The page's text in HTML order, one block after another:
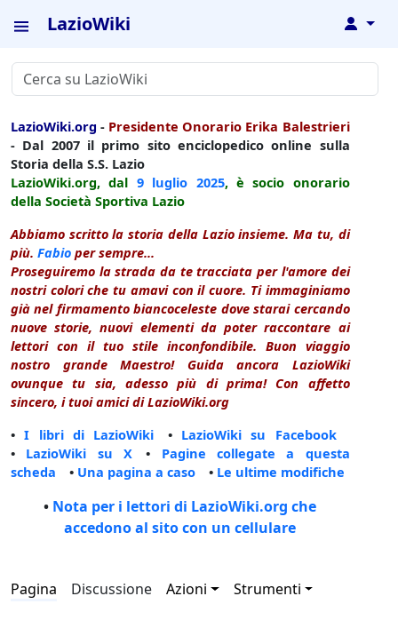
LazioWiki ↓
LazioWiki.org - Presidente Onorario Erika Balestrieri
- Dal 2007 il primo sito enciclopedico online sulla
Storia della S.S. Lazio
LazioWiki.org, dal 9 luglio 2025, è socio onorario
della Società Sportiva Lazio
Abbiamo scritto la storia della Lazio insieme. Ma tu, di
più. Fabio per sempre...
Proseguiremo la strada da te tracciata per l'amore dei
nostri colori che tu amavi con il cuore. Ti immaginiamo
già nel firmamento biancoceleste dove starai cercando
nuove storie, nuovi elementi da poter raccontare ai
lettori con il tuo stile inconfondibile. Buon viaggio
nostro grande Maestro! Guida ancora LazioWiki
ovunque tu sia, adesso più di prima! Con affetto
sincero, i tuoi amici di LazioWiki.org
•I libri di LazioWiki • LazioWiki su Facebook
• LazioWiki su X • Pagine collegate a questa
scheda • Una pagina a caso • Le ultime modifiche
• Nota per i lettori di LazioWiki.org che
accedono al sito con un cellulare
Pagina Discussione Azioni Strumenti